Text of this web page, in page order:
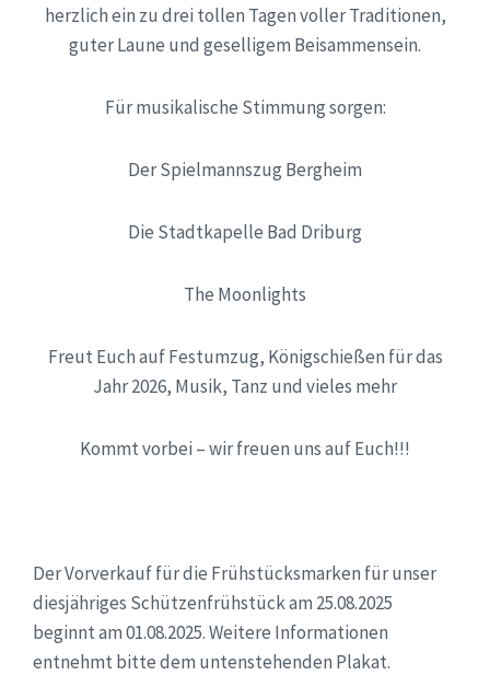
herzlich ein zu drei tollen Tagen voller Traditionen,
guter Laune und geselligem Beisammensein.
Für musikalische Stimmung sorgen:
Der Spielmannszug Bergheim
Die Stadtkapelle Bad Driburg
The Moonlights
Freut Euch auf Festumzug, Königschießen für das
Jahr 2026, Musik, Tanz und vieles mehr
Kommt vorbei – wir freuen uns auf Euch!!!
Der Vorverkauf für die Frühstücksmarken für unser
diesjähriges Schützenfrühstück am 25.08.2025
beginnt am 01.08.2025. Weitere Informationen
entnehmt bitte dem untenstehenden Plakat.